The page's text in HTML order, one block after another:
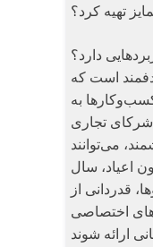
تهیه کرد؟
دارد؟
است که
به
شرکای تجاری
می‌توانند
اعیاد، سال
قدردانی از
اختصاصی